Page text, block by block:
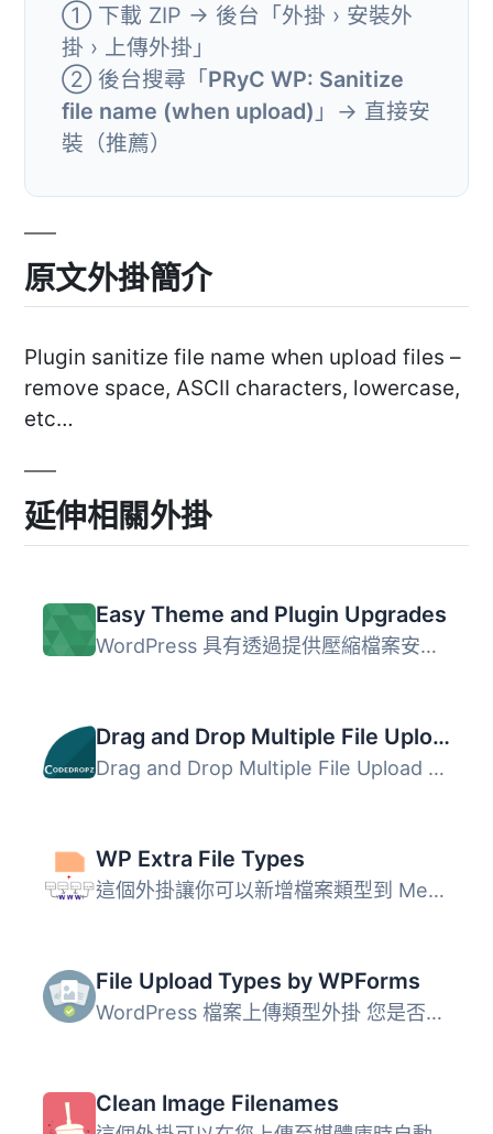
① 下載 ZIP → 後台「外掛 › 安裝外
掛 › 上傳外掛」
② 後台搜尋「PRyC WP: Sanitize
file name (when upload) 」→ 直接安
裝（推薦）
原文外掛簡介
Plugin sanitize file name when upload files –
remove space, ASCII characters, lowercase,
etc…
延伸相關外掛
Easy Theme and Plugin Upgrades
WordPress 具有透過提供壓縮檔案安裝主題和外掛的內置功能。...
Drag and Drop Multiple File Upload for Contact Form 7
Drag and Drop Multiple File Upload for Contact Form 7 是...
WP Extra File Types
這個外掛讓你可以新增檔案類型到 Media Library 上傳程序預設...
File Upload Types by WPForms
WordPress 檔案上傳類型外掛 您是否希望您的 WordPress 網站...
Clean Image Filenames